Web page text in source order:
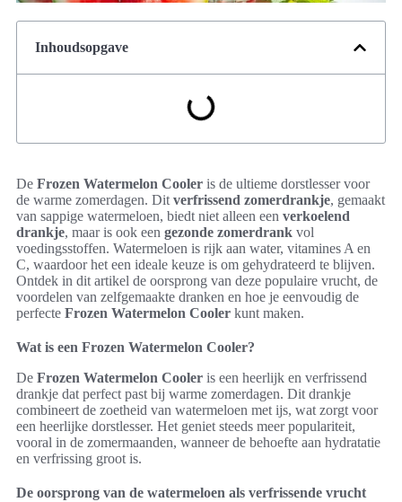
Inhoudsopgave
De Frozen Watermelon Cooler is de ultieme dorstlesser voor
de warme zomerdagen. Dit verfrissend zomerdrankje, gemaakt
van sappige watermeloen, biedt niet alleen een verkoelend
drankje, maar is ook een gezonde zomerdrank vol
voedingsstoffen. Watermeloen is rijk aan water, vitamines A en
C, waardoor het een ideale keuze is om gehydrateerd te blijven.
Ontdek in dit artikel de oorsprong van deze populaire vrucht, de
voordelen van zelfgemaakte dranken en hoe je eenvoudig de
perfecte Frozen Watermelon Cooler kunt maken.
Wat is een Frozen Watermelon Cooler?
De Frozen Watermelon Cooler is een heerlijk en verfrissend
drankje dat perfect past bij warme zomerdagen. Dit drankje
combineert de zoetheid van watermeloen met ijs, wat zorgt voor
een heerlijke dorstlesser. Het geniet steeds meer populariteit,
vooral in de zomermaanden, wanneer de behoefte aan hydratatie
en verfrissing groot is.
De oorsprong van de watermeloen als verfrissende vrucht